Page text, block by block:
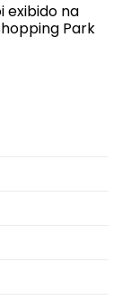
exibido na
Park